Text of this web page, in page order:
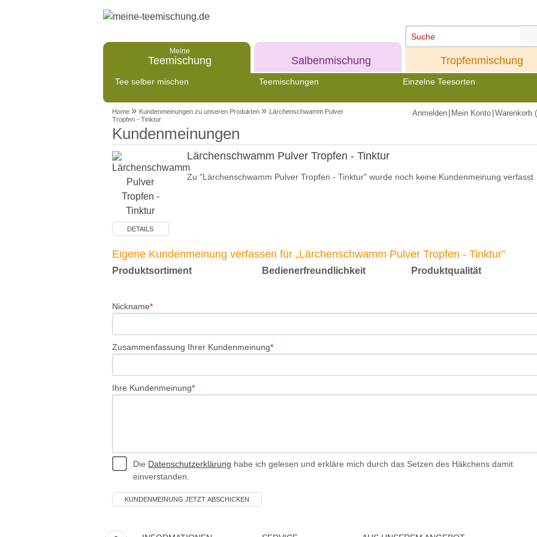
Meine
Teemischung
Tee selber mischen Teemischungen Einzelne Teesorten
Salbenmischung Tropfenmischung
Home » Kundenmeinungen zu unseren Produkten » Lärchenschwamm Pulver
Tropfen - Tinktur
Warenkorb
Mein Konto
Anmelden
Kundenmeinungen
DETAILS
Lärchenschwamm Pulver Tropfen - Tinktur
Zu "Lärchenschwamm Pulver Tropfen - Tinktur" wurde noch keine Kundenmeinung verfasst
Eigene Kundenmeinung verfassen für „Lärchenschwamm Pulver Tropfen - Tinktur”
Produktsortiment Bedienerfreundlichkeit Produktqualität
Nickname
Zusammenfassung Ihrer Kundenmeinung
Ihre Kundenmeinung
Die Datenschutzerklärung habe ich gelesen und erkläre mich durch das Setzen des Häkchens damit
einverstanden.